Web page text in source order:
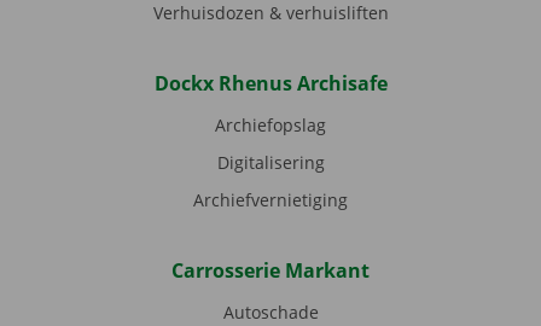
Verhuisdozen & verhuisliften
Dockx Rhenus Archisafe
Archiefopslag
Digitalisering
Archiefvernietiging
Carrosserie Markant
Autoschade